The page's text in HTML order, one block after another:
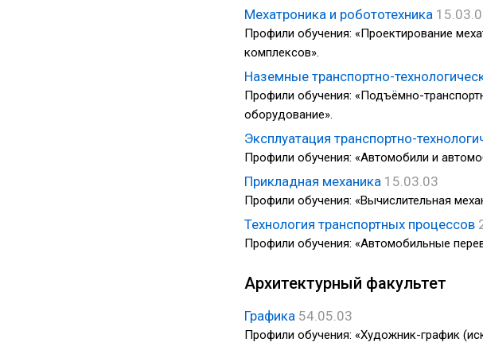
Мехатроника и робототехника
Профили обучения: «Проектирование
комплексов».
Наземные транспортно-
Профили обучения: «Подъёмно-
оборудование».
Эксплуатация транспортно-
Профили обучения: «Автомобили и
Прикладная механика 15.03.03
Профили обучения: «Вычислительная
Технология транспортных процессов
Профили обучения: «Автомобильные
Архитектурный факультет
Графика 54.05.03
Профили обучения: «Художник-график